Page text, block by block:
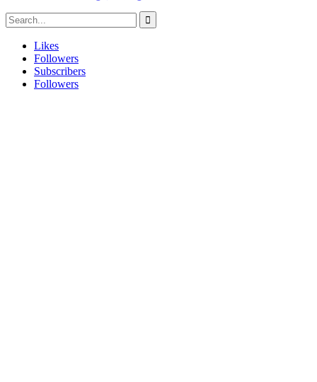
Likes
Followers
Subscribers
Followers